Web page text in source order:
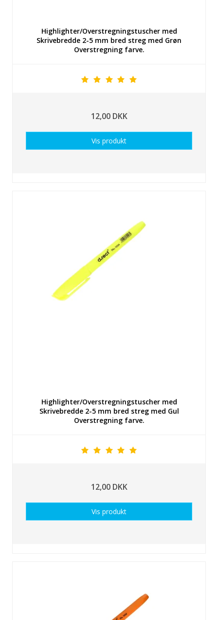
Highlighter/Overstregningstuscher med
Skrivebredde 2-5 mm bred streg med Grøn
Overstregning farve.
12,00 DKK
Vis produkt
Highlighter/Overstregningstuscher med
Skrivebredde 2-5 mm bred streg med Gul
Overstregning farve.
12,00 DKK
Vis produkt